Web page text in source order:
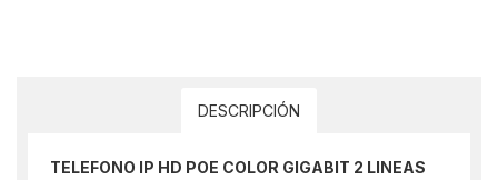
DESCRIPCIÓN
TELEFONO IP HD POE COLOR GIGABIT 2 LINEAS